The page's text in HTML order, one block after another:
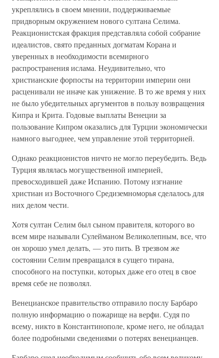
укреплялись в своем мнении, поддерживаемые
придворным окружением нового султана Селима.
Реакционистская фракция представляла собой собрание
идеалистов, свято преданных догматам Корана и
уверенных в необходимости всемирного
распространения ислама. Неудивительно, что
христианские форпосты на территории империи они
расценивали не иначе как унижение. В то же время у них
не было убедительных аргументов в пользу возвращения
Кипра и Крита. Годовые выплаты Венеции за
пользование Кипром оказались для Турции экономически
намного выгоднее, чем управление этой территорией.
Однако реакционистов ничто не могло переубедить. Ведь
Турция являлась могущественной империей,
превосходившей даже Испанию. Потому изгнание
христиан из Восточного Средиземноморья сделалось для
них делом чести.
Хотя султан Селим был сыном правителя, которого во
всем мире называли Сулейманом Великолепным, все, что
он хорошо умел делать, — это пить. В трезвом же
состоянии Селим превращался в сущего тирана,
способного на поступки, которых даже его отец в свое
время себе не позволял.
Венецианское правительство отправило послу Барбаро
полную информацию о пожарище на верфи. Судя по
всему, никто в Константинополе, кроме него, не обладал
более подробными сведениями о потерях венецианцев.